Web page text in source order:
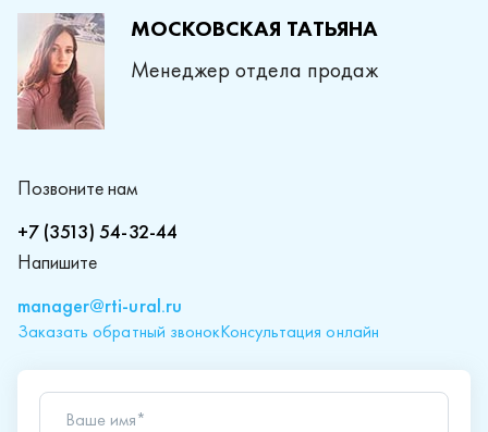
МОСКОВСКАЯ ТАТЬЯНА
Менеджер отдела продаж
Позвоните нам
+7 (3513) 54-32-44
Напишите
manager@rti-ural.ru
Заказать обратный звонокКонсультация онлайн
Ваше имя*